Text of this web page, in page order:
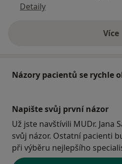
Detaily
Více
o
Názory pacientů se rychle
Napište svůj první názor
Už jste navštívili MUDr. Jana
svůj názor. Ostatní pacienti
při výběru nejlepšího